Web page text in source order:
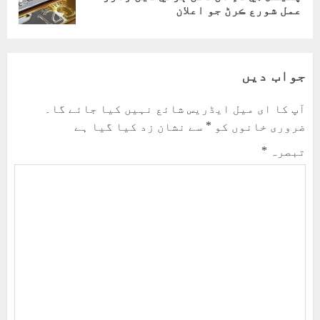
post:
عمل شورع ڪرڻ جو اعلان
جواب دیں
آپ کا ای میل ایڈریس شائع نہیں کیا جائے گا۔
ضروری خانوں کو * سے نشان زد کیا گیا ہے
تبصرہ *